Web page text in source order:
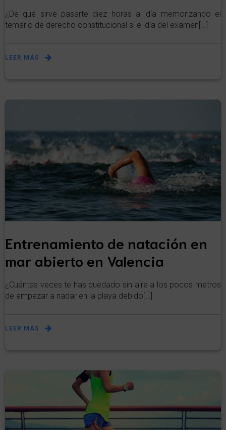
¿De qué sirve pasarte diez horas al día memorizando el
temario de derecho constitucional si el día del examen[…]
LEER MÁS
Entrenamiento de natación en
mar abierto en Valencia
¿Cuántas veces te has quedado sin aire a los pocos metros
de empezar a nadar en la playa debido[…]
LEER MÁS